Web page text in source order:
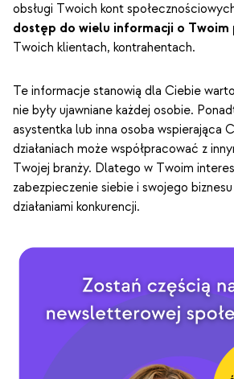
obsługi Twoich kont
dostęp do wielu informacji o Twoim
Twoich klientach, kontrahentach.
Te informacje stanowią dla Ciebie
nie były ujawniane każdej osobie.
asystentka lub inna osoba wspierająca
działaniach może współpracować z
Twojej branży. Dlatego w Twoim
zabezpieczenie siebie i swojego
działaniami konkurencji.